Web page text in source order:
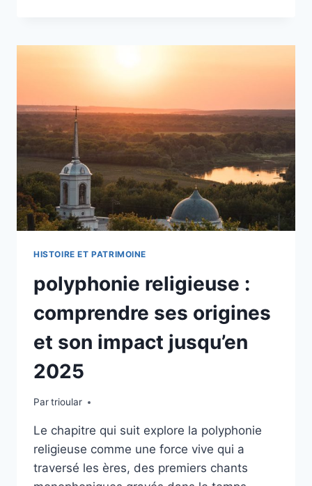
LA
MUSIQUE
MODERNE
HISTOIRE ET PATRIMOINE
polyphonie religieuse :
comprendre ses origines
et son impact jusqu’en
2025
Partrioular
Le chapitre qui suit explore la polyphonie
religieuse comme une force vive qui a
traversé les ères, des premiers chants